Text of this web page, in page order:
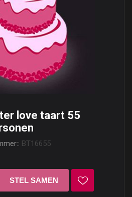
love taart 55
BT16655